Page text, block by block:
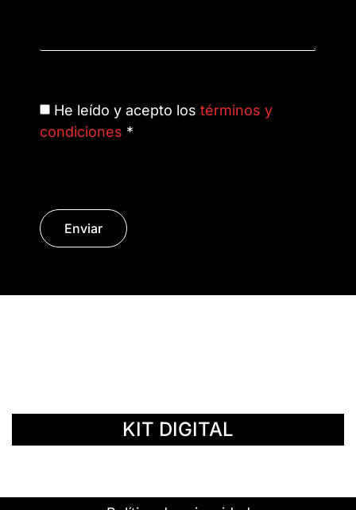
He leído y acepto los términos y
condiciones *
Enviar
KIT DIGITAL